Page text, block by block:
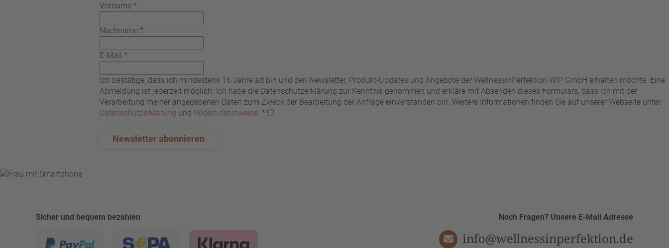
Vorname *
Nachname *
E-Mail *
Ich bestätige, dass ich mindestens 16 Jahre alt bin und den Newsletter, Produkt-Updates und Angebote der WellnessInPerfektion WIP GmbH erhalten möchte. Eine
Abmeldung ist jederzeit möglich. Ich habe die Datenschutzerklärung zur Kenntnis genommen und erkläre mit Absenden dieses Formulars, dass ich mit der
Verarbeitung meiner angegebenen Daten zum Zweck der Bearbeitung der Anfrage einverstanden bin. Weitere Informationen finden Sie auf unserer Webseite unter:
Datenschutzerklärung und Widerrufshinweise. *
Newsletter abonnieren
Sicher und bequem bezahlen Noch Fragen? Unsere E-Mail Adresse
info@wellnessinperfektion.de